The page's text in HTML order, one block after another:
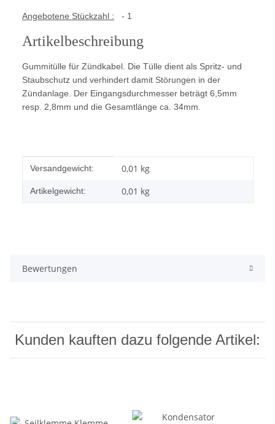
Angebotene Stückzahl : - 1
Artikelbeschreibung
Gummitülle für Zündkabel. Die Tülle dient als Spritz- und
Staubschutz und verhindert damit Störungen in der
Zündanlage. Der Eingangsdurchmesser beträgt 6,5mm
resp. 2,8mm und die Gesamtlänge ca. 34mm.
Produkteigenschaft
Wert
Versandgewicht: 0,01 kg
Artikelgewicht: 0,01 kg
Bewertungen
Kunden kauften dazu folgende Artikel: